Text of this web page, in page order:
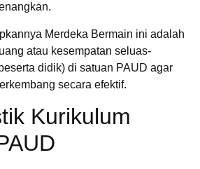
Merdeka Bermain ini adalah
atau kesempatan seluas-
didik) di satuan PAUD agar
secara efektif.
Kurikulum